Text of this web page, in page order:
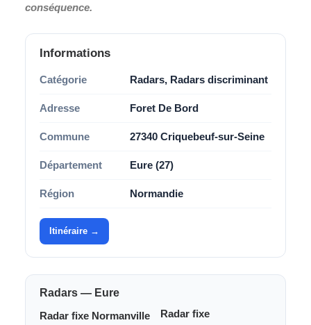
conséquence.
Informations
Catégorie Radars, Radars discriminant
Adresse Foret De Bord
Commune 27340 Criquebeuf-sur-Seine
Département Eure (27)
Région Normandie
Itinéraire →
Radars — Eure
Radar fixe Normanville
Radar fixe